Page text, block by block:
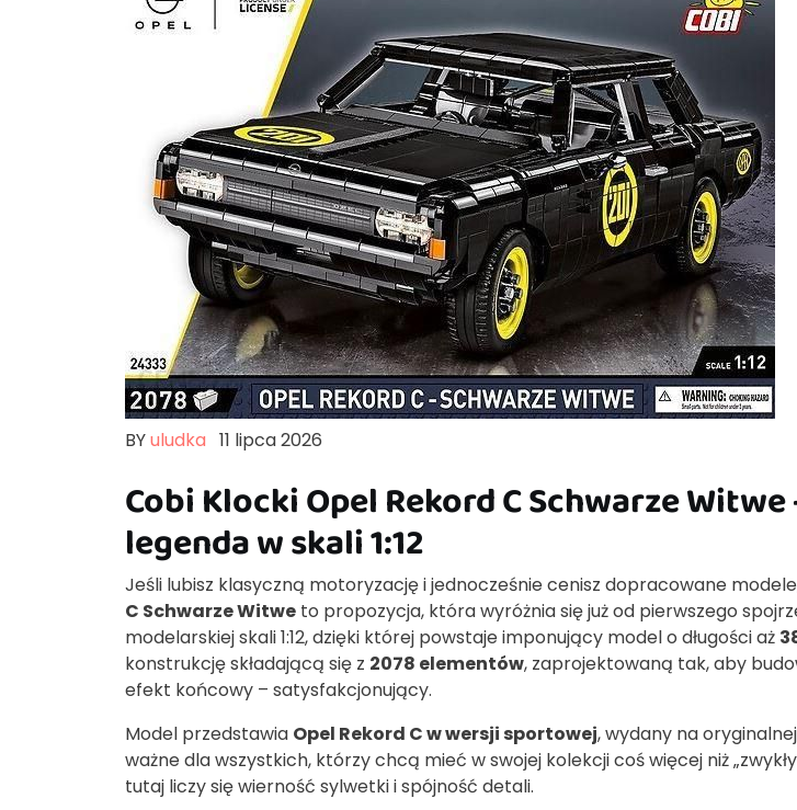
BYuludka 11 lipca 2026
Cobi Klocki Opel Rekord C Schwarze
legenda w skali 1:12
Jeśli lubisz klasyczną motoryzację i jednocześnie cenisz dopracowane
C Schwarze Witwe to propozycja, która wyróżnia się już od pierwszego
modelarskiej skali 1:12, dzięki której powstaje imponujący model o długości aż
konstrukcję składającą się z 2078 elementów, zaprojektowaną tak, aby
efekt końcowy – satysfakcjonujący.
Model przedstawia Opel Rekord C w wersji sportowej, wydany na
ważne dla wszystkich, którzy chcą mieć w swojej kolekcji coś więcej niż
tutaj liczy się wierność sylwetki i spójność detali.